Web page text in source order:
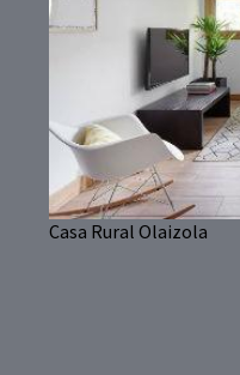
Casa Rural Olaizola